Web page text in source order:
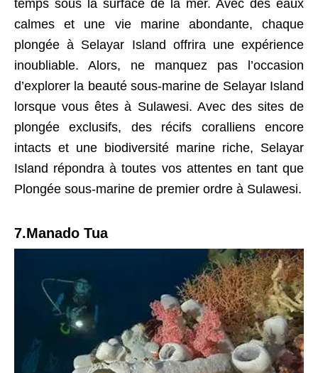
temps sous la surface de la mer. Avec des eaux
calmes et une vie marine abondante, chaque
plongée à Selayar Island offrira une expérience
inoubliable. Alors, ne manquez pas l’occasion
d’explorer la beauté sous-marine de Selayar Island
lorsque vous êtes à Sulawesi. Avec des sites de
plongée exclusifs, des récifs coralliens encore
intacts et une biodiversité marine riche, Selayar
Island répondra à toutes vos attentes en tant que
Plongée sous-marine de premier ordre à Sulawesi.
7.Manado Tua